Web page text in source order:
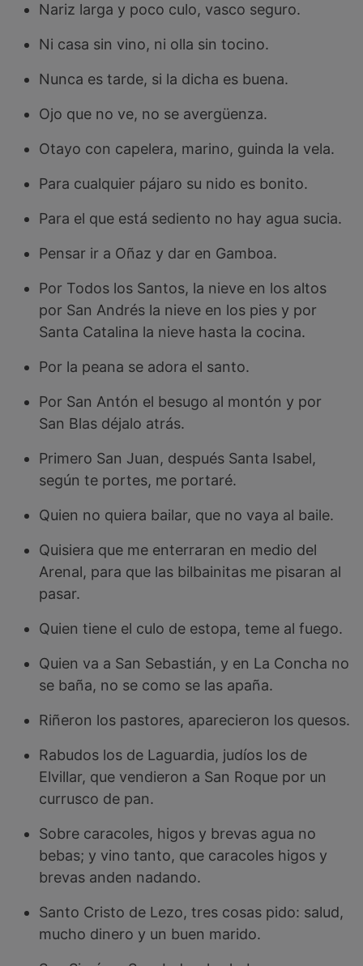
Nariz larga y poco culo, vasco seguro.
Ni casa sin vino, ni olla sin tocino.
Nunca es tarde, si la dicha es buena.
Ojo que no ve, no se avergüenza.
Otayo con capelera, marino, guinda la vela.
Para cualquier pájaro su nido es bonito.
Para el que está sediento no hay agua sucia.
Pensar ir a Oñaz y dar en Gamboa.
Por Todos los Santos, la nieve en los altos
por San Andrés la nieve en los pies y por
Santa Catalina la nieve hasta la cocina.
Por la peana se adora el santo.
Por San Antón el besugo al montón y por
San Blas déjalo atrás.
Primero San Juan, después Santa Isabel,
según te portes, me portaré.
Quien no quiera bailar, que no vaya al baile.
Quisiera que me enterraran en medio del
Arenal, para que las bilbainitas me pisaran al
pasar.
Quien tiene el culo de estopa, teme al fuego.
Quien va a San Sebastián, y en La Concha no
se baña, no se como se las apaña.
Riñeron los pastores, aparecieron los quesos.
Rabudos los de Laguardia, judíos los de
Elvillar, que vendieron a San Roque por un
currusco de pan.
Sobre caracoles, higos y brevas agua no
bebas; y vino tanto, que caracoles higos y
brevas anden nadando.
Santo Cristo de Lezo, tres cosas pido: salud,
mucho dinero y un buen marido.